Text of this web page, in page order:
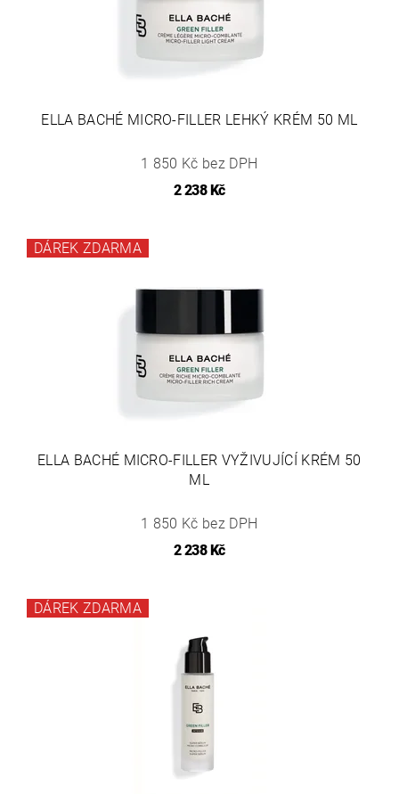
ELLA BACHÉ MICRO-FILLER LEHKÝ KRÉM 50 ML
1 850 Kč bez DPH
2 238 Kč
DÁREK ZDARMA
ELLA BACHÉ MICRO-FILLER VYŽIVUJÍCÍ KRÉM 50
ML
1 850 Kč bez DPH
2 238 Kč
DÁREK ZDARMA